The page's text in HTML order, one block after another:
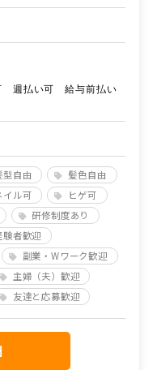
週払い可 給与前払い
型自由
髪色自由
イル可
ヒゲ可
研修制度あり
験者歓迎
副業・Wワーク歓迎
主婦（夫）歓迎
友達と応募歓迎